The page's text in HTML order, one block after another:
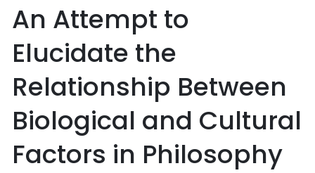
An Attempt to
Elucidate the
Relationship Between
Biological and Cultural
Factors in Philosophy